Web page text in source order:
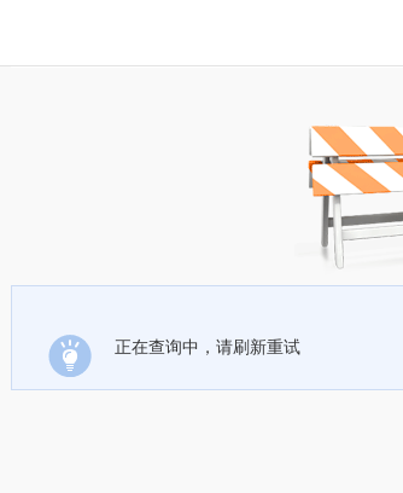
正在查询中，请刷新重试